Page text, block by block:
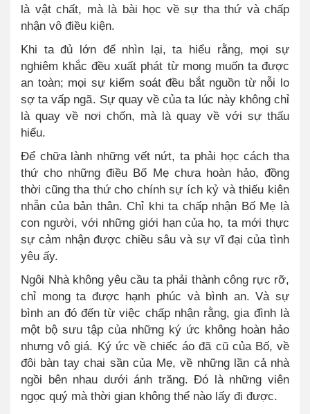
là vật chất, mà là bài học về sự tha thứ và chấp
nhận vô điều kiện.
Khi ta đủ lớn để nhìn lại, ta hiểu rằng, mọi sự
nghiêm khắc đều xuất phát từ mong muốn ta được
an toàn; mọi sự kiểm soát đều bắt nguồn từ nỗi lo
sợ ta vấp ngã. Sự quay về của ta lúc này không chỉ
là quay về nơi chốn, mà là quay về với sự thấu
hiểu.
Để chữa lành những vết nứt, ta phải học cách tha
thứ cho những điều Bố Mẹ chưa hoàn hảo, đồng
thời cũng tha thứ cho chính sự ích kỷ và thiếu kiên
nhẫn của bản thân. Chỉ khi ta chấp nhận Bố Mẹ là
con người, với những giới hạn của họ, ta mới thực
sự cảm nhận được chiều sâu và sự vĩ đại của tình
yêu ấy.
Ngôi Nhà không yêu cầu ta phải thành công rực rỡ,
chỉ mong ta được hạnh phúc và bình an. Và sự
bình an đó đến từ việc chấp nhận rằng, gia đình là
một bộ sưu tập của những ký ức không hoàn hảo
nhưng vô giá. Ký ức về chiếc áo đã cũ của Bố, về
đôi bàn tay chai sần của Mẹ, về những lần cả nhà
ngồi bên nhau dưới ánh trăng. Đó là những viên
ngọc quý mà thời gian không thể nào lấy đi được.